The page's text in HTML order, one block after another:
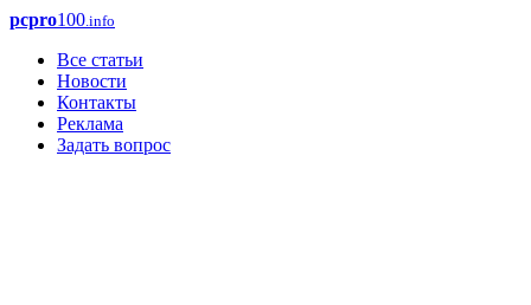
pcpro100.info
Все статьи
Новости
Контакты
Реклама
Задать вопрос